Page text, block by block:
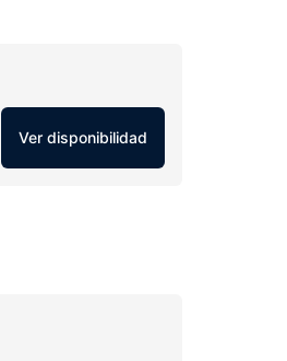
Ver disponibilidad